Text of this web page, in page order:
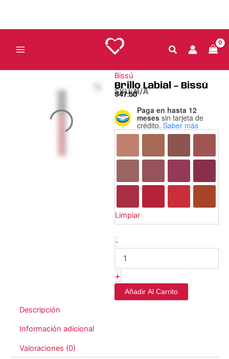
contenido
Bissú
Brillo Labial – Bissú
SKU:N/A
$47.50
Paga en hasta 12
meses sin tarjeta de
crédito. Saber más
Limpiar
-
Brillo
Labial
-
+
Añadir Al Carrito
Descripción
Información adicional
Valoraciones (0)